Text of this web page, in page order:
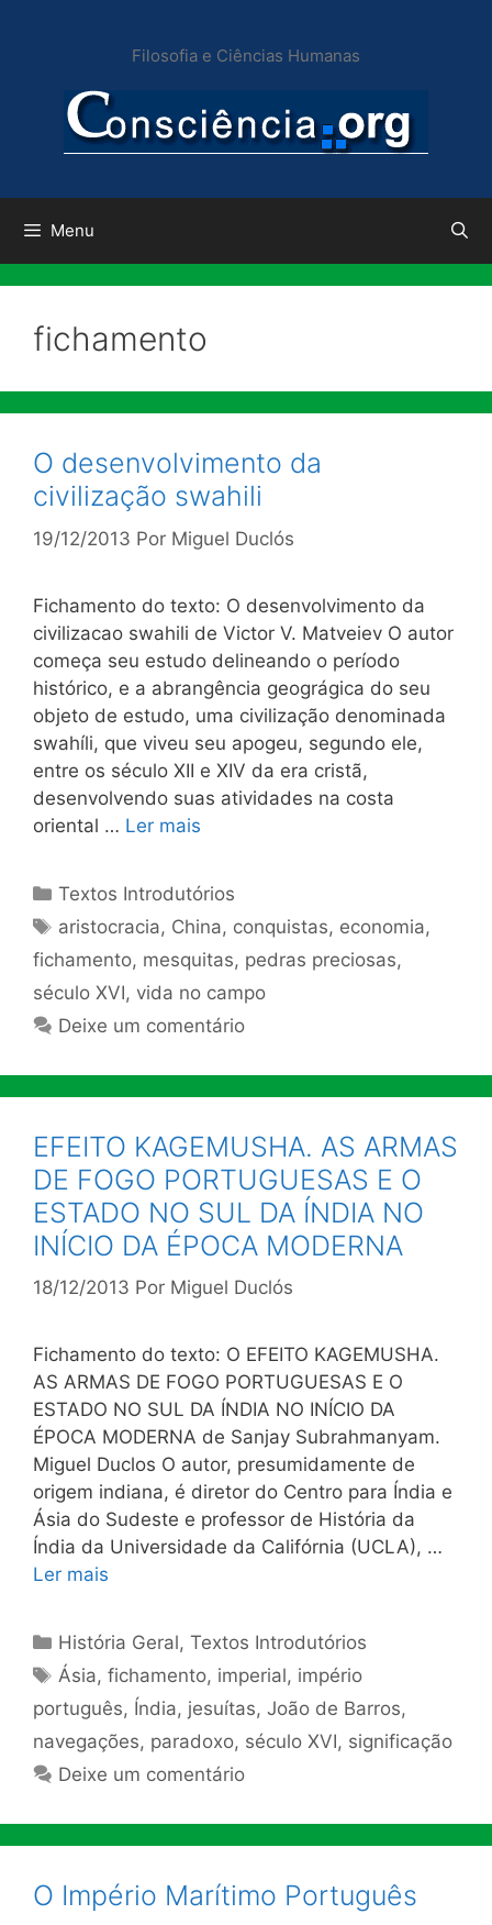
conteúdo
Filosofia e Ciências Humanas
Menu
fichamento
O desenvolvimento da
civilização swahili
19/12/2013 Por Miguel Duclós
Fichamento do texto: O desenvolvimento da
civilizacao swahili de Victor V. Matveiev O autor
começa seu estudo delineando o período
histórico, e a abrangência geográgica do seu
objeto de estudo, uma civilização denominada
swahíli, que viveu seu apogeu, segundo ele,
entre os século XII e XIV da era cristã,
desenvolvendo suas atividades na costa
oriental … Ler mais
Categorias
Textos Introdutórios
Tags
aristocracia, China, conquistas, economia,
fichamento, mesquitas, pedras preciosas,
século XVI, vida no campo
Deixe um comentário
EFEITO KAGEMUSHA. AS ARMAS
DE FOGO PORTUGUESAS E O
ESTADO NO SUL DA ÍNDIA NO
INÍCIO DA ÉPOCA MODERNA
18/12/2013 Por Miguel Duclós
Fichamento do texto: O EFEITO KAGEMUSHA.
AS ARMAS DE FOGO PORTUGUESAS E O
ESTADO NO SUL DA ÍNDIA NO INÍCIO DA
ÉPOCA MODERNA de Sanjay Subrahmanyam.
Miguel Duclos O autor, presumidamente de
origem indiana, é diretor do Centro para Índia e
Ásia do Sudeste e professor de História da
Índia da Universidade da Califórnia (UCLA), …
Ler mais
Categorias
História Geral,Textos Introdutórios
Tags
Ásia,fichamento, imperial, império
português, Índia, jesuítas, João de Barros,
navegações, paradoxo, século XVI, significação
Deixe um comentário
O Império Marítimo Português